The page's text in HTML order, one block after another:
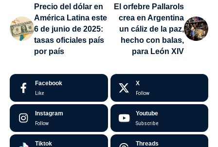
Precio del dólar en
América Latina este
6 de junio de 2025:
tasas oficiales país
por país
El orfebre Pallarols
crea en Argentina
un cáliz de la paz,
hecho con balas,
para León XIV
Facebook
Like
X
Follow
Instagram
Follow
Youtube
Subscribe
Tiktok Threads